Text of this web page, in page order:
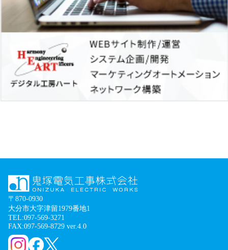
〒870-0930
大分市大字津留1979番地1
TEL:097-569-3271
FAX:097-569-8729 ver.4.0